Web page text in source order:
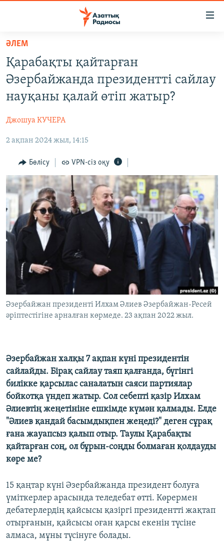
Skip
main
content
to
main
Navigation
Skip
Search
ЖАҢАЛЫҚТАР
САЯСАТ
AZATTYQTV
АДАМ ҚҰҚЫҚТАРЫ
ӘЛЕУМЕТ
ӘЛЕМ
АРНАЙЫ ЖОБАЛАР
Русский
ЖАЗЫЛЫҢЫЗ
Басқа тілдерде
ӘЛЕМ
Қарабақты қайтарған
Әзербайжанда президентті сайлау
науқаны қалай өтіп жатыр?
Джошуа КУЧЕРА
2 ақпан 2024 жыл, 14:15
Бөлісу VPN-сіз оқу
Әзербайжан президенті Илхам Әлиев Әзербайжан-Ресей
әріптестігіне арналған көрмеде. 23 ақпан 2022 жыл.
Әзербайжан халқы 7 ақпан күні президентін
сайлайды. Бірақ сайлау таяп қалғанда, бүгінгі
билікке қарсылас саналатын саяси партиялар
бойкотқа үндеп жатыр. Сол себепті қазір Илхам
Әлиевтің жеңетініне ешкімде күмән қалмады. Елде
"Әлиев қандай басымдықпен жеңеді?" деген сұрақ
ғана жауапсыз қалып отыр. Таулы Қарабақты
қайтарған соң, ол бұрын-соңды болмаған қолдауды
көре ме?
15 қаңтар күні Әзербайжанда президент болуға
үміткерлер арасында теледебат өтті. Көрермен
дебатерлердің қайсысы қазіргі президентті жақтап
отырғанын, қайсысы оған қарсы екенін түсіне
алмаса, мұны түсінуге болады.